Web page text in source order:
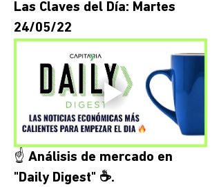
Las Claves del Día: Martes
24/05/22
☝️ Análisis de mercado en
"Daily Digest" ☕.